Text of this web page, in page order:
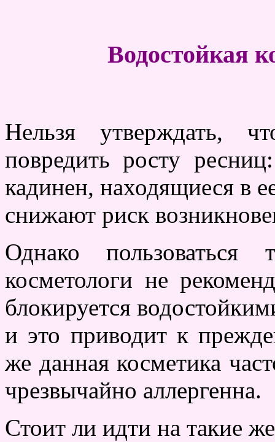
Водостойкая
Нельзя утверждать,
повредить росту
кадинен, находящиеся в
снижают риск
Однако пользоваться
косметологи не
блокируется
и это приводит к
же данная косметика
чрезвычайно аллергенна.
Стоит ли идти на такие